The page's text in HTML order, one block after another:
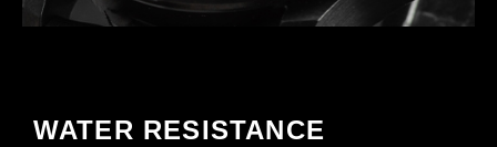
WATER RESISTANCE